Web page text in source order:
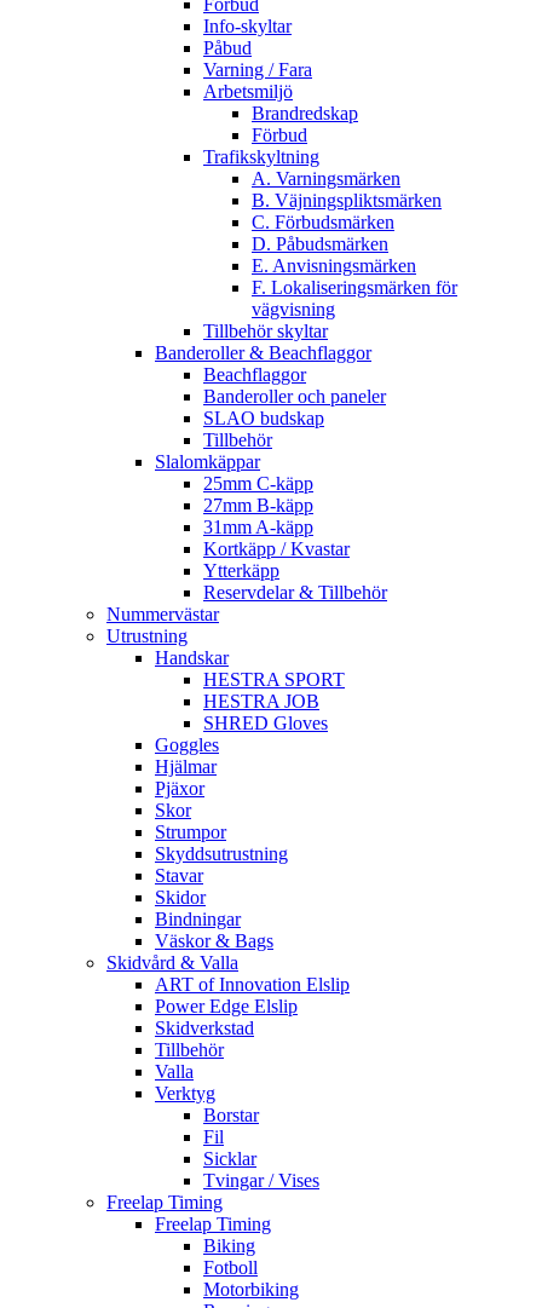
Förbud
Info-skyltar
Påbud
Varning / Fara
Arbetsmiljö
Brandredskap
Förbud
Trafikskyltning
A. Varningsmärken
B. Väjningspliktsmärken
C. Förbudsmärken
D. Påbudsmärken
E. Anvisningsmärken
F. Lokaliseringsmärken för
vägvisning
Tillbehör skyltar
Banderoller & Beachflaggor
Beachflaggor
Banderoller och paneler
SLAO budskap
Tillbehör
Slalomkäppar
25mm C-käpp
27mm B-käpp
31mm A-käpp
Kortkäpp / Kvastar
Ytterkäpp
Reservdelar & Tillbehör
Nummervästar
Utrustning
Handskar
HESTRA SPORT
HESTRA JOB
SHRED Gloves
Goggles
Hjälmar
Pjäxor
Skor
Strumpor
Skyddsutrustning
Stavar
Skidor
Bindningar
Väskor & Bags
Skidvård & Valla
ART of Innovation Elslip
Power Edge Elslip
Skidverkstad
Tillbehör
Valla
Verktyg
Borstar
Fil
Sicklar
Tvingar / Vises
Freelap Timing
Freelap Timing
Biking
Fotboll
Motorbiking